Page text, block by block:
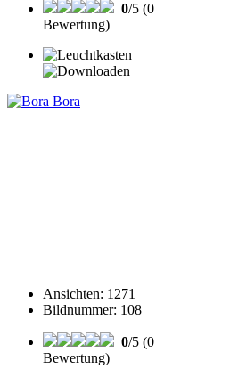
0/5 (0
Bewertung)
Ansichten: 1271
Bildnummer: 108
0/5 (0
Bewertung)